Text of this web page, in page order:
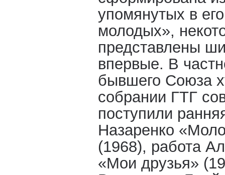
упомянутых в
молодых»,
представлены
впервые. В
бывшего Союза
собрании ГТГ
поступили
Назаренко
(1968), работа
«Мои друзья»